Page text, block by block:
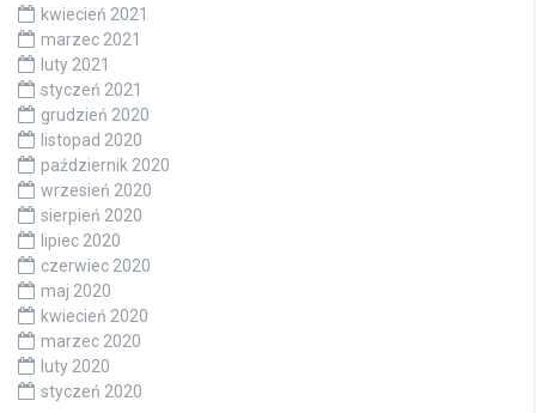
kwiecień 2021
marzec 2021
luty 2021
styczeń 2021
grudzień 2020
listopad 2020
październik 2020
wrzesień 2020
sierpień 2020
lipiec 2020
czerwiec 2020
maj 2020
kwiecień 2020
marzec 2020
luty 2020
styczeń 2020